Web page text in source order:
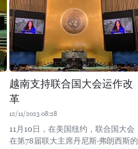
越南支持联合国大会运作改
革
12/11/2023 08:28
11月10日，在美国纽约，联合国大会
在第78届联大主席丹尼斯·弗朗西斯的